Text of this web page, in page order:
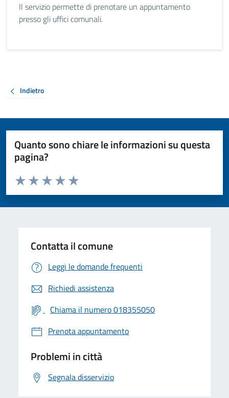
Il servizio permette di prenotare un appuntamento
presso gli uffici comunali.
Indietro
Quanto sono chiare le informazioni su questa
pagina?
Valuta da 1 a 5 stelle la pagina
Valuta 5 stelle su 5
Valuta 4 stelle su 5
Valuta 3 stelle su 5
Valuta 2 stelle su 5
Valuta 1 stelle su 5
Contatta il comune
Leggi le domande frequenti
Richiedi assistenza
Chiama il numero 018355050
Prenota appuntamento
Problemi in città
Segnala disservizio